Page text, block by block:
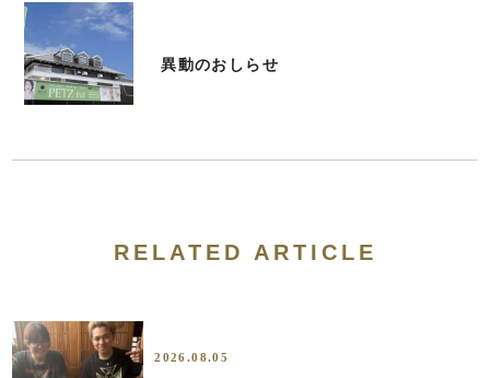
異動のおしらせ
RELATED ARTICLE
2026.08.05